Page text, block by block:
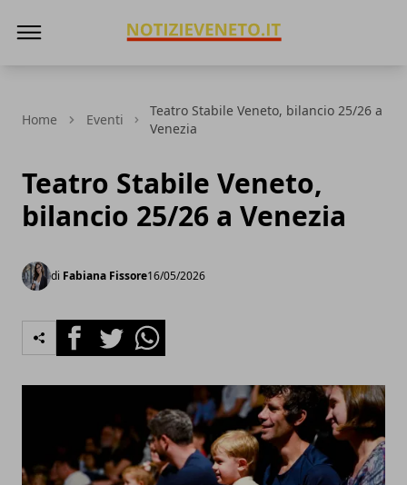
Home Eventi
Teatro Stabile Veneto, bilancio 25/26 a
Venezia
Teatro Stabile Veneto,
bilancio 25/26 a Venezia
di Fabiana Fissore16/05/2026
FacebookTwitterWhatsapp